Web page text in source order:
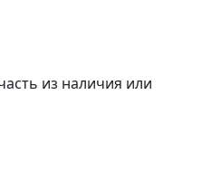
из наличия или